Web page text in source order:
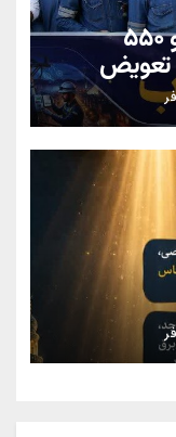
احصا دو میلیون و ۵۰۹ هزار و ۵۵۰
تعویض